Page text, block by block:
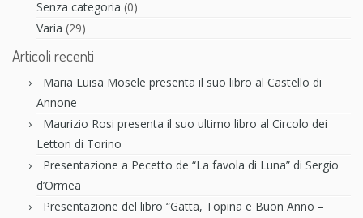
Senza categoria (0)
Varia (29)
Articoli recenti
Maria Luisa Mosele presenta il suo libro al Castello di
Annone
Maurizio Rosi presenta il suo ultimo libro al Circolo dei
Lettori di Torino
Presentazione a Pecetto de “La favola di Luna” di Sergio
d’Ormea
Presentazione del libro “Gatta, Topina e Buon Anno –